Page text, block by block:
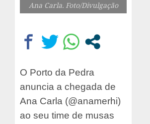
Ana Carla. Foto/Divulgação
O Porto da Pedra
anuncia a chegada de
Ana Carla (@anamerhi)
ao seu time de musas